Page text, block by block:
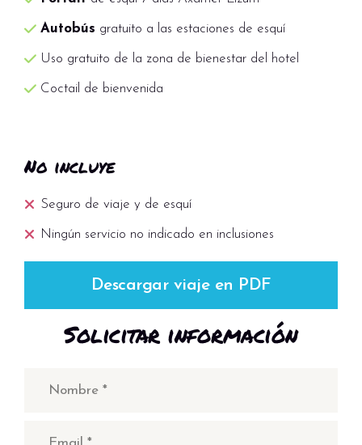
Autobús gratuito a las estaciones de esquí
Uso gratuito de la zona de bienestar del hotel
Coctail de bienvenida
No incluye
Seguro de viaje y de esquí
Ningún servicio no indicado en inclusiones
Descargar viaje en PDF
Solicitar información